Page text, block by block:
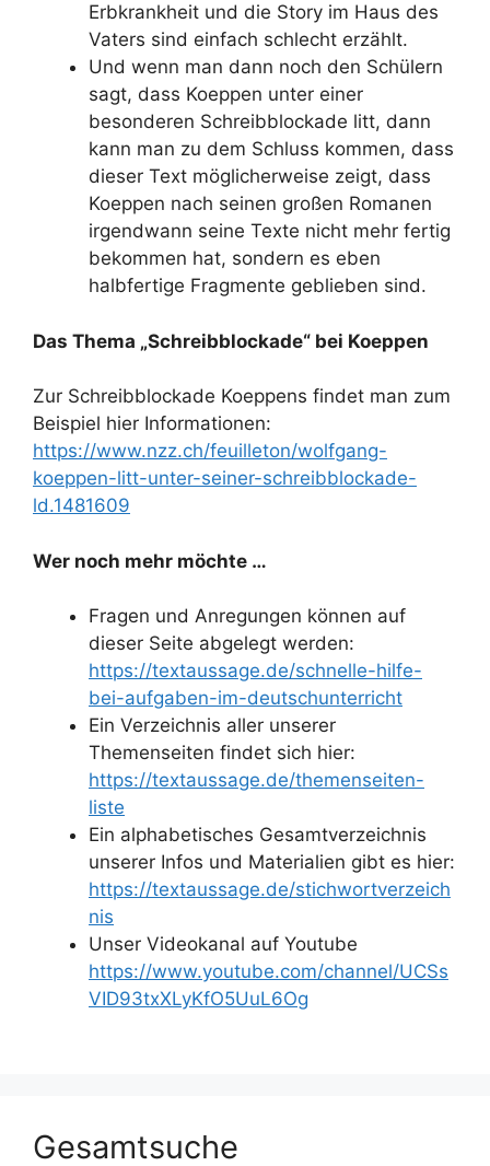
Erbkrankheit und die Story im Haus des
Vaters sind einfach schlecht erzählt.
Und wenn man dann noch den Schülern
sagt, dass Koeppen unter einer
besonderen Schreibblockade litt, dann
kann man zu dem Schluss kommen, dass
dieser Text möglicherweise zeigt, dass
Koeppen nach seinen großen Romanen
irgendwann seine Texte nicht mehr fertig
bekommen hat, sondern es eben
halbfertige Fragmente geblieben sind.
Das Thema „Schreibblockade“ bei Koeppen
Zur Schreibblockade Koeppens findet man zum
Beispiel hier Informationen:
https://www.nzz.ch/feuilleton/wolfgang-
koeppen-litt-unter-seiner-schreibblockade-
ld.1481609
Wer noch mehr möchte …
Fragen und Anregungen können auf
dieser Seite abgelegt werden:
https://textaussage.de/schnelle-hilfe-
bei-aufgaben-im-deutschunterricht
Ein Verzeichnis aller unserer
Themenseiten findet sich hier:
https://textaussage.de/themenseiten-
liste
Ein alphabetisches Gesamtverzeichnis
unserer Infos und Materialien gibt es hier:
https://textaussage.de/stichwortverzeich
nis
Unser Videokanal auf Youtube
https://www.youtube.com/channel/UCSs
VID93txXLyKfO5UuL6Og
Gesamtsuche